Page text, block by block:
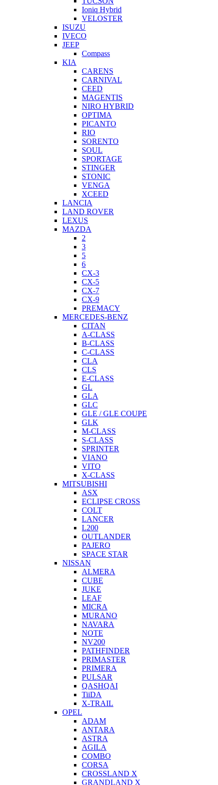
Ioniq Hybrid
VELOSTER
ISUZU
IVECO
JEEP
Compass
KIA
CARENS
CARNIVAL
CEED
MAGENTIS
NIRO HYBRID
OPTIMA
PICANTO
RIO
SORENTO
SOUL
SPORTAGE
STINGER
STONIC
VENGA
XCEED
LANCIA
LAND ROVER
LEXUS
MAZDA
2
3
5
6
CX-3
CX-5
CX-7
CX-9
PREMACY
MERCEDES-BENZ
CITAN
A-CLASS
B-CLASS
C-CLASS
CLA
CLS
E-CLASS
GL
GLA
GLC
GLE / GLE COUPE
GLK
M-CLASS
S-CLASS
SPRINTER
VIANO
VITO
X-CLASS
MITSUBISHI
ASX
ECLIPSE CROSS
COLT
LANCER
L200
OUTLANDER
PAJERO
SPACE STAR
NISSAN
ALMERA
CUBE
JUKE
LEAF
MICRA
MURANO
NAVARA
NOTE
NV200
PATHFINDER
PRIMASTER
PRIMERA
PULSAR
QASHQAI
TiiDA
X-TRAIL
OPEL
ADAM
ANTARA
ASTRA
AGILA
COMBO
CORSA
CROSSLAND X
GRANDLAND X